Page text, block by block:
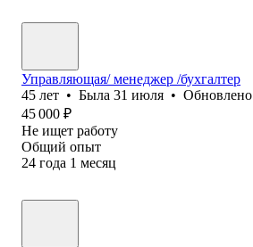
Управляющая/ менеджер /бухгалтер
45 лет • Была 31 июля • Обновлено
45 000 ₽
Не ищет работу
Общий опыт
24 года 1 месяц